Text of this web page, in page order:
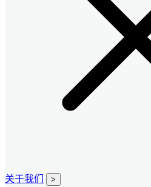
关于我们 >